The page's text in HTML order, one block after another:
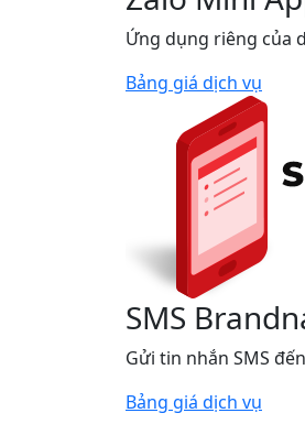
Ứng dụng riêng của
Bảng giá dịch vụ
SMS
Gửi tin nhắn SMS
Bảng giá dịch vụ